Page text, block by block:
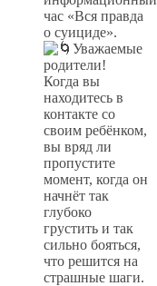
час «Вся правда
о суициде».
Уважаемые
родители!
Когда вы
находитесь в
контакте со
своим ребёнком,
вы вряд ли
пропустите
момент, когда он
начнёт так
глубоко
грустить и так
сильно бояться,
что решится на
страшные шаги.